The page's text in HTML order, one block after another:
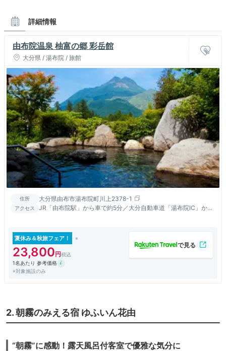
詳細情報
由布院温泉 柚富の郷 彩岳館
大分県 / 湯布院 / 旅館
住所 大分県由布市湯布院町川上2378-1
アクセス
JR「由布院駅」から車で約5分／大分自動車道「湯布院IC」から
夏休み＆秋旅フェア！
23,800
1名あたり 参考価格
※対象施設のみ
2. 朝霧のみえる宿 ゆふいん花由
“朝霧”に感動！露天風呂付客室で優雅な気分に